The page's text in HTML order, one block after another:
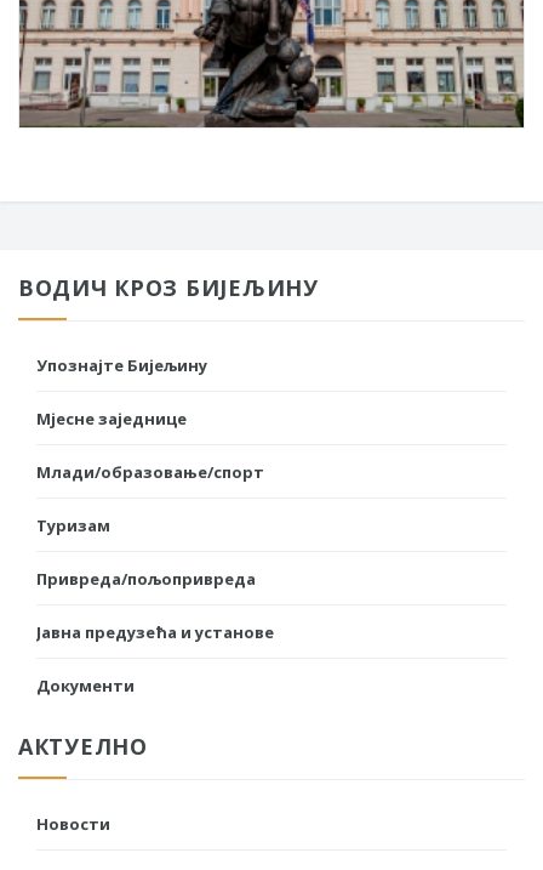
ВОДИЧ КРОЗ БИЈЕЉИНУ
Упознајте Бијељину
Мјесне заједнице
Млади/образовање/спорт
Туризам
Привреда/пољопривреда
Јавна предузећа и установе
Документи
АКТУЕЛНО
Новости